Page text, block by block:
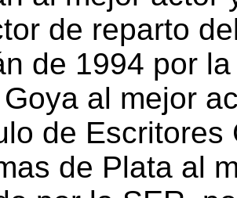
de reparto
de 1994 por
al mejor
de Escritores
de Plata al